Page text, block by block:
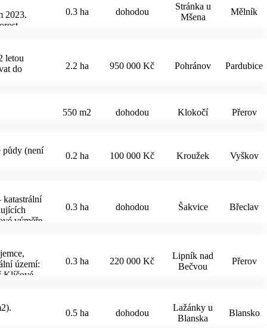
2023.
0.3 ha dohodou
Stránka u
Mšena
Mělník
letou
do
2.2 ha 950 000 Kč Pohránov Pardubice
550 m2 dohodou Klokočí Přerov
půdy (není
0.2 ha 100 000 Kč Kroužek Vyškov
výměře
0.3 ha dohodou Šakvice Břeclav
území:
Klíčové
Jak
0.3 ha 220 000 Kč
Lipník nad
Bečvou
Přerov
0.5 ha dohodou
Lažánky u
Blanska
Blansko